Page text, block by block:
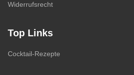
Widerrufsrecht
Top Links
Cocktail-Rezepte